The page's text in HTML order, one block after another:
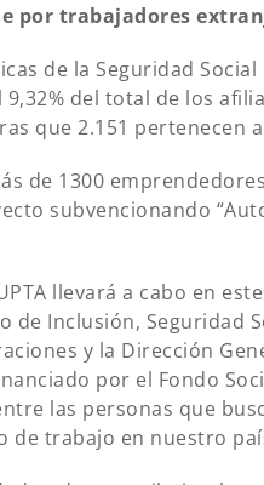
por trabajadores
de la Seguridad
del total de los
que 2.151 pertenecen
de 1300
subvencionando
llevará a cabo en
Inclusión, Seguridad
y la Dirección
por el Fondo
las personas que
de trabajo en nuestro